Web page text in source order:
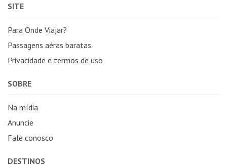
SITE
Para Onde Viajar?
Passagens aéras baratas
Privacidade e termos de uso
SOBRE
Na mídia
Anuncie
Fale conosco
DESTINOS